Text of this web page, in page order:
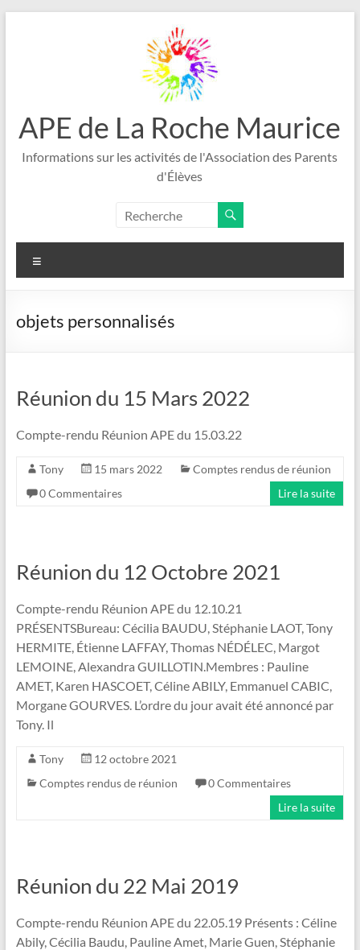
APE de La Roche Maurice
Informations sur les activités de l'Association des Parents
d'Élèves
objets personnalisés
Réunion du 15 Mars 2022
Compte-rendu Réunion APE du 15.03.22
Tony 15 mars 2022
Comptes rendus de réunion
0 Commentaires
Lire la suite
Réunion du 12 Octobre 2021
Compte-rendu Réunion APE du 12.10.21
PRÉSENTSBureau: Cécilia BAUDU, Stéphanie LAOT, Tony
HERMITE, Étienne LAFFAY, Thomas NÉDÉLEC, Margot
LEMOINE, Alexandra GUILLOTIN.Membres : Pauline
AMET, Karen HASCOET, Céline ABILY, Emmanuel CABIC,
Morgane GOURVES. L’ordre du jour avait été annoncé par
Tony. Il
Tony
12 octobre 2021
Comptes rendus de réunion
0 Commentaires
Lire la suite
Réunion du 22 Mai 2019
Compte-rendu Réunion APE du 22.05.19 Présents : Céline
Abily, Cécilia Baudu, Pauline Amet, Marie Guen, Stéphanie